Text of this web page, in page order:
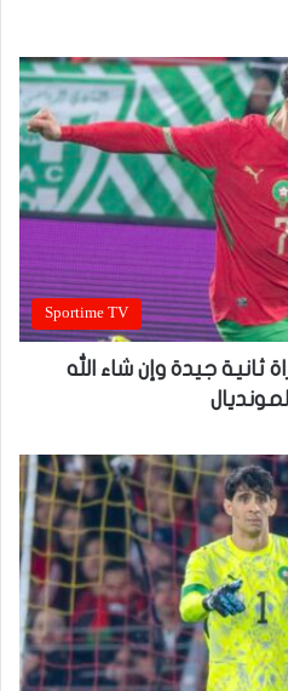
Sportime TV
ثانية جيدة وإن شاء الله